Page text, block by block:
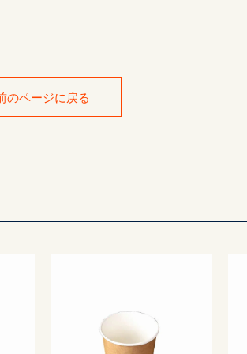
のページに戻る